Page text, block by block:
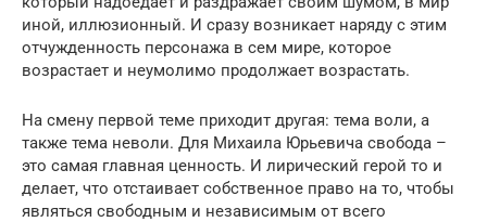
иной, иллюзионный. И сразу возникает наряду с этим
отчужденность персонажа в сем мире, которое
возрастает и неумолимо продолжает возрастать.
На смену первой теме приходит другая: тема воли, а
также тема неволи. Для Михаила Юрьевича свобода –
это самая главная ценность. И лирический герой то и
делает, что отстаивает собственное право на то, чтобы
являться свободным и независимым от всего